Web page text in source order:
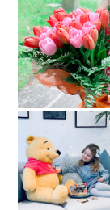
STAMPA
PRIMAVERILE
L'ABC DELLA
MERENDA: LO
SPUNTINO
COMPLETO ED
EQUILIBRATO
FIRMATO
PARMAREGGIO